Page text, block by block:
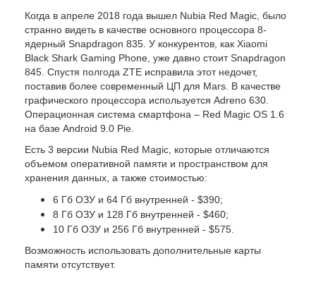
Когда в апреле 2018 года вышел Nubia Red Magic, было
странно видеть в качестве основного процессора 8-
ядерный Snapdragon 835. У конкурентов, как Xiaomi
Black Shark Gaming Phone, уже давно стоит Snapdragon
845. Спустя полгода ZTE исправила этот недочет,
поставив более современный ЦП для Mars. В качестве
графического процессора используется Adreno 630.
Операционная система смартфона – Red Magic OS 1.6
на базе Android 9.0 Pie.
Есть 3 версии Nubia Red Magic, которые отличаются
объемом оперативной памяти и пространством для
хранения данных, а также стоимостью:
6 Гб ОЗУ и 64 Гб внутренней - $390;
8 Гб ОЗУ и 128 Гб внутренней - $460;
10 Гб ОЗУ и 256 Гб внутренней - $575.
Возможность использовать дополнительные карты
памяти отсутствует.